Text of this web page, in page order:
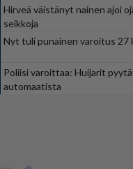
Hirveä väistänyt nainen ajoi
seikkoja
Nyt tuli punainen varoitus 27
Poliisi varoittaa: Huijarit
automaatista